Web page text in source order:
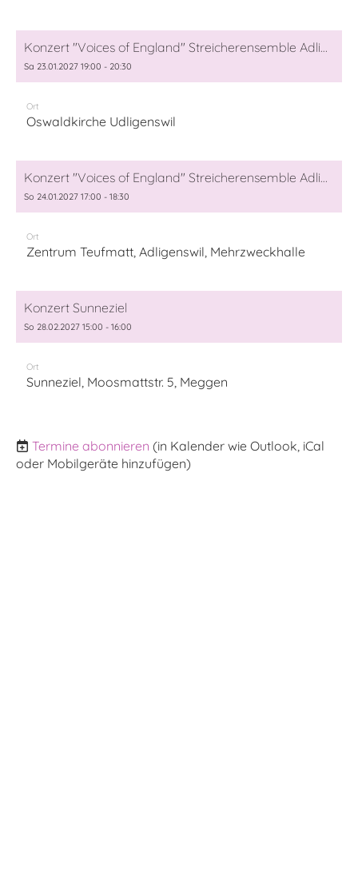
Konzert "Voices of England" Streicherensemble Adligenswil und Cantus Meggen
Sa 23.01.2027 19:00 - 20:30
Ort
Oswaldkirche Udligenswil
Konzert "Voices of England" Streicherensemble Adligenwil und Cantus Meggen
So 24.01.2027 17:00 - 18:30
Ort
Zentrum Teufmatt, Adligenswil, Mehrzweckhalle
Konzert Sunneziel
So 28.02.2027 15:00 - 16:00
Ort
Sunneziel, Moosmattstr. 5, Meggen
Termine abonnieren (in Kalender wie Outlook, iCal
oder Mobilgeräte hinzufügen)